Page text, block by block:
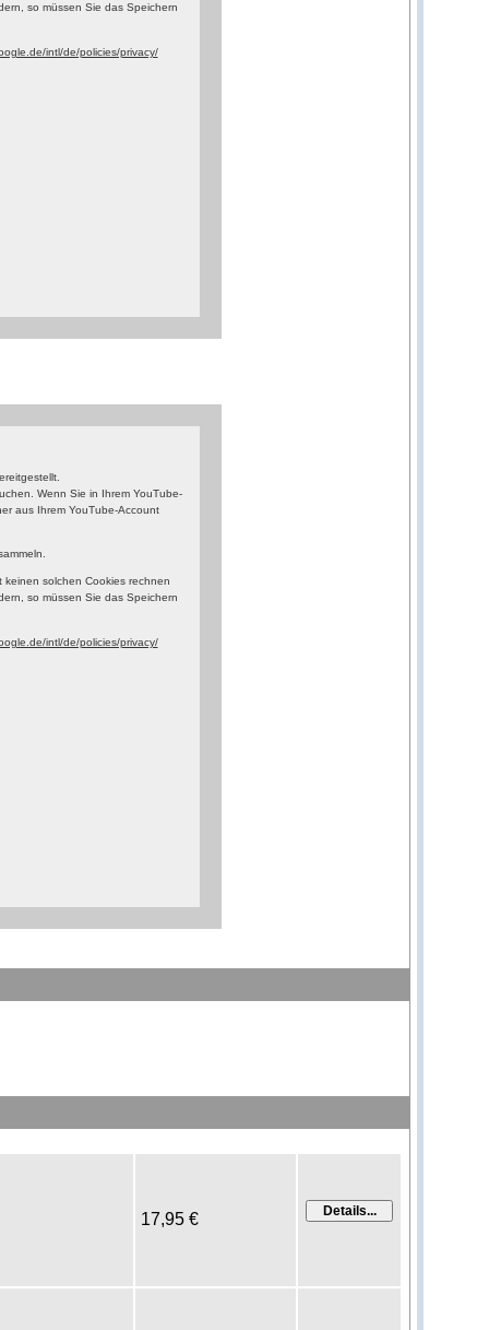
so müssen Sie das Speichern
intl/de/policies/privacy/
Wenn Sie in Ihrem YouTube-
aus Ihrem YouTube-Account
keinen solchen Cookies rechnen
so müssen Sie das Speichern
intl/de/policies/privacy/
17,95 €